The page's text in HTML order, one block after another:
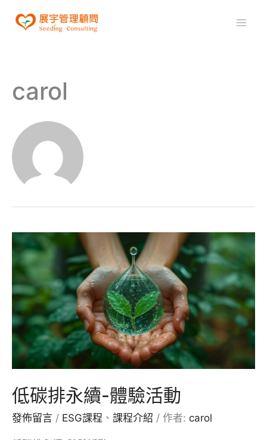
carol
低碳排永續-體驗活動
發佈留言 / ESG課程 、 課程介紹 / 作者: carol